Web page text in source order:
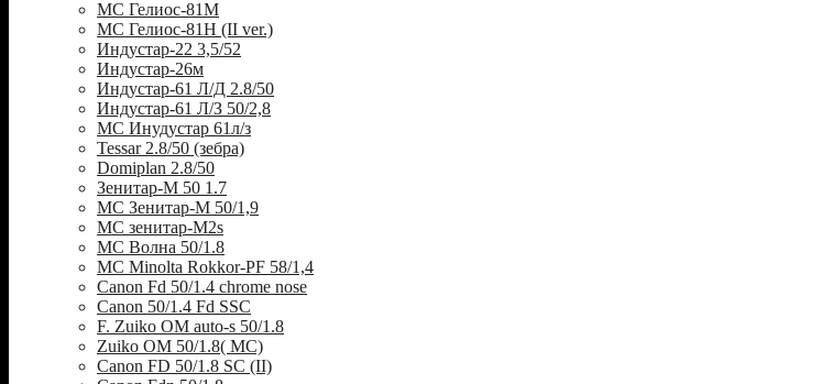
МС Гелиос-81М
МС Гелиос-81Н (II ver.)
Индустар-22 3,5/52
Индустар-26м
Индустар-61 Л/Д 2.8/50
Индустар-61 Л/З 50/2,8
МС Инудустар 61л/з
Tessar 2.8/50 (зебра)
Domiplan 2.8/50
Зенитар-М 50 1.7
МС Зенитар-М 50/1,9
МС зенитар-M2s
MC Волна 50/1.8
MC Minolta Rokkor-PF 58/1,4
Canon Fd 50/1.4 chrome nose
Canon 50/1.4 Fd SSC
F. Zuiko OM auto-s 50/1.8
Zuiko OM 50/1.8( MC)
Canon FD 50/1.8 SC (II)